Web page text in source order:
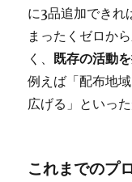
に3品追加できれ
まったくゼロか
く、 既存の活動
例えば「配布地
広げる」といった
これまでのプ